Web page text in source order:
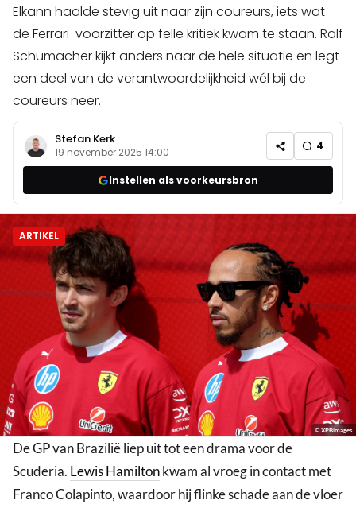
Elkann haalde stevig uit naar zijn coureurs, iets wat
de Ferrari-voorzitter op felle kritiek kwam te staan. Ralf
Schumacher kijkt anders naar de hele situatie en legt
een deel van de verantwoordelijkheid wél bij de
coureurs neer.
Stefan Kerk
19 november 2025 14:00 4
Instellen als voorkeursbron
ARTIKEL
© XPBimages
De GP van Brazilië liep uit tot een drama voor de
Scuderia. Lewis Hamiltonkwam al vroeg in contact met
Franco Colapinto, waardoor hij flinke schade aan de vloer